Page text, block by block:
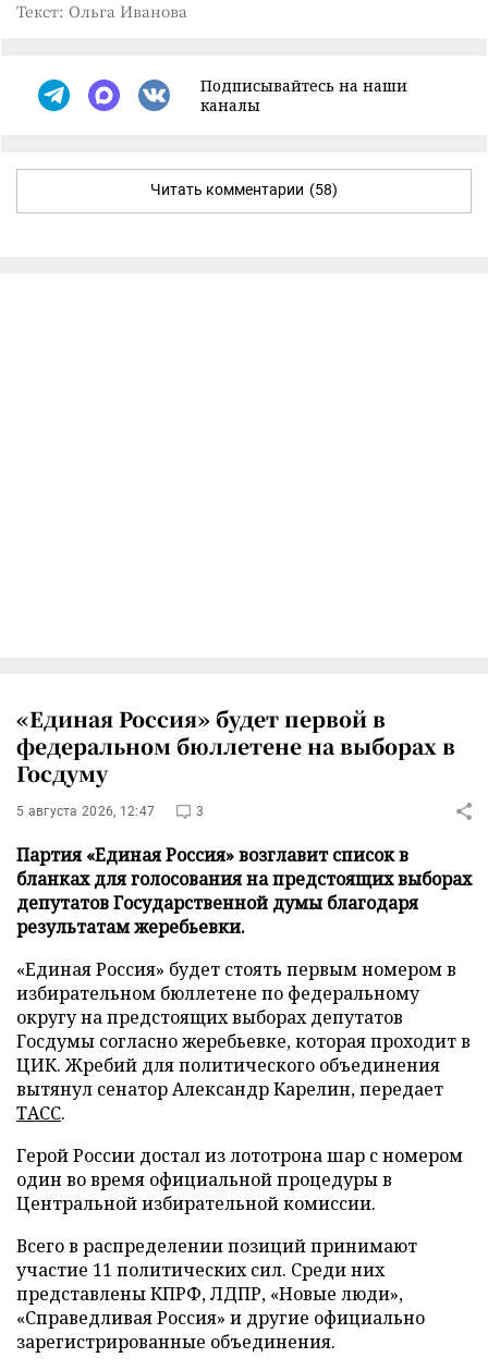
Текст: Ольга Иванова
Подписывайтесь на наши
каналы
Читать комментарии (58)
«Единая Россия» будет первой в
федеральном бюллетене на выборах в
Госдуму
5 августа 2026, 12:47 3
Партия «Единая Россия» возглавит список в
бланках для голосования на предстоящих выборах
депутатов Государственной думы благодаря
результатам жеребьевки.
«Единая Россия» будет стоять первым номером в
избирательном бюллетене по федеральному
округу на предстоящих выборах депутатов
Госдумы согласно жеребьевке, которая проходит в
ЦИК. Жребий для политического объединения
вытянул сенатор Александр Карелин, передает
ТАСС.
Герой России достал из лототрона шар с номером
один во время официальной процедуры в
Центральной избирательной комиссии.
Всего в распределении позиций принимают
участие 11 политических сил. Среди них
представлены КПРФ, ЛДПР, «Новые люди»,
«Справедливая Россия» и другие официально
зарегистрированные объединения.